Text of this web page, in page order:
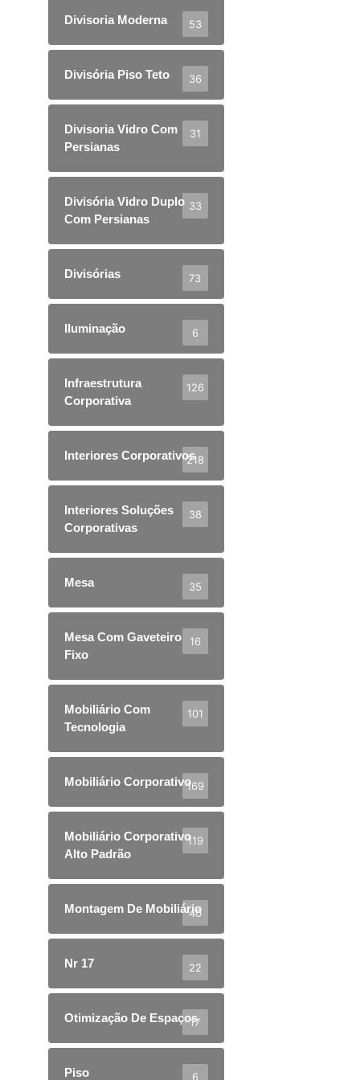
Divisoria Moderna 53
Divisória Piso Teto 36
Divisoria Vidro Com
Persianas
31
Divisória Vidro Duplo
Com Persianas
33
Divisórias 73
Iluminação 6
Infraestrutura
Corporativa
126
Interiores Corporativos218
Interiores Soluções
Corporativas
38
Mesa 35
Mesa Com Gaveteiro
Fixo
16
Mobiliário Com
Tecnologia
101
Mobiliário Corporativo169
Mobiliário Corporativo
Alto Padrão
119
Montagem De Mobiliário
40
Nr 17 22
Otimização De Espaços
17
Piso 6